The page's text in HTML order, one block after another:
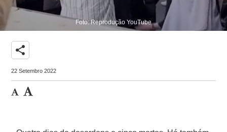
Foto: Reprodução YouTube
share
22 Setembro 2022